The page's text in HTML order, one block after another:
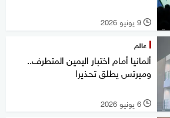
l 9 يونيو 2026
عالم
ألمانيا أمام اختبار اليمين المتطرف..
وميرتس يطلق تحذيرا
l 6 يونيو 2026